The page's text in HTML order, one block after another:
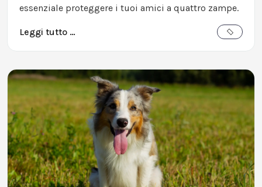
essenziale proteggere i tuoi amici a quattro zampe.
Leggi tutto …